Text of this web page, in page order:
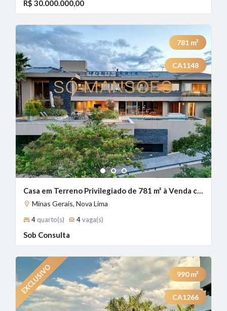
R$ 30.000.000,00
1 2 3
781 m²
CA1148
Casa em Terreno Privilegiado de 781 m² à Venda com 4 Suítes e Vista Panorâmica no Vale dos Cristais, Nova Lima - MG
Minas Gerais, Nova Lima
4 quarto(s) 4vaga(s)
Sob Consulta
990m²
CA1266